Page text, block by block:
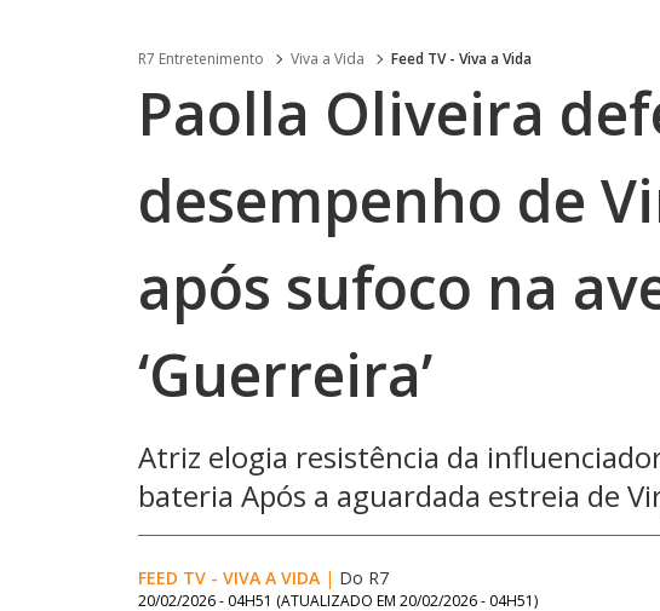
R7 Entretenimento Viva a Vida Feed TV - Viva a Vida
Paolla Oliveira
desempenho de
após sufoco na
‘Guerreira’
Atriz elogia resistência da
bateria Após a aguardada estreia de
FEED TV - VIVA A VIDA | Do R7
20/02/2026 - 04H51 (ATUALIZADO EM 20/02/2026 - 04H51)